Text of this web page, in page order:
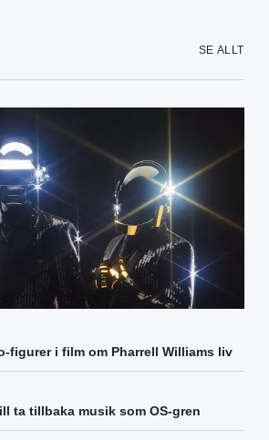
SE ALLT
figurer i film om Pharrell Williams liv
ta tillbaka musik som OS-gren